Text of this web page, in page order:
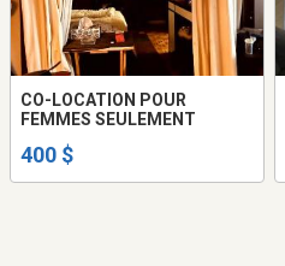
CO-LOCATION POUR
FEMMES SEULEMENT
400 $